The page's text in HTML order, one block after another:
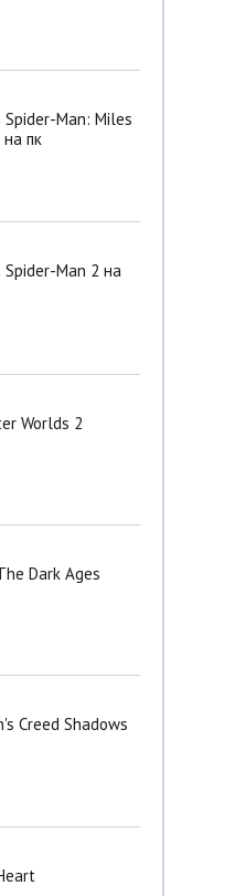
Spider-Man: Miles
пк
Spider-Man 2 на
Worlds 2
Dark Ages
Creed Shadows